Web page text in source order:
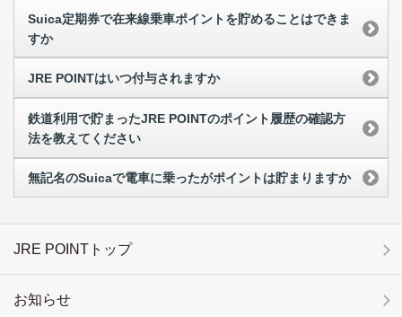
Suica定期券で在来線乗車ポイントを貯めることはできま
すか
JRE POINTはいつ付与されますか
鉄道利用で貯まったJRE POINTのポイント履歴の確認方
法を教えてください
無記名のSuicaで電車に乗ったがポイントは貯まりますか
JRE POINTトップ
お知らせ